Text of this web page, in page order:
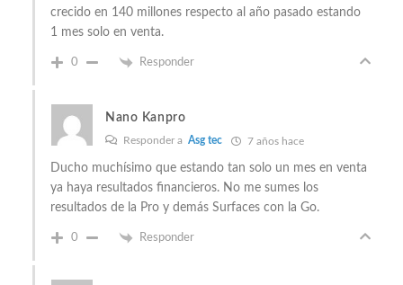
crecido en 140 millones respecto al año pasado estando
1 mes solo en venta.
0 Responder
Nano Kanpro
Responder a Asg tec 7 años hace
Ducho muchísimo que estando tan solo un mes en venta
ya haya resultados financieros. No me sumes los
resultados de la Pro y demás Surfaces con la Go.
0 Responder